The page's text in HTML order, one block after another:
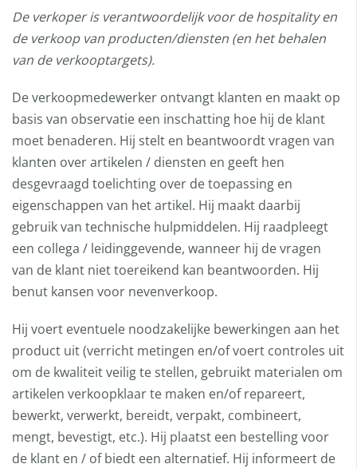
De verkoper is verantwoordelijk voor de hospitality en
de verkoop van producten/diensten (en het behalen
van de verkooptargets).
De verkoopmedewerker ontvangt klanten en maakt op
basis van observatie een inschatting hoe hij de klant
moet benaderen. Hij stelt en beantwoordt vragen van
klanten over artikelen / diensten en geeft hen
desgevraagd toelichting over de toepassing en
eigenschappen van het artikel. Hij maakt daarbij
gebruik van technische hulpmiddelen. Hij raadpleegt
een collega / leidinggevende, wanneer hij de vragen
van de klant niet toereikend kan beantwoorden. Hij
benut kansen voor nevenverkoop.
Hij voert eventuele noodzakelijke bewerkingen aan het
product uit (verricht metingen en/of voert controles uit
om de kwaliteit veilig te stellen, gebruikt materialen om
artikelen verkoopklaar te maken en/of repareert,
bewerkt, verwerkt, bereidt, verpakt, combineert,
mengt, bevestigt, etc.). Hij plaatst een bestelling voor
de klant en / of biedt een alternatief. Hij informeert de